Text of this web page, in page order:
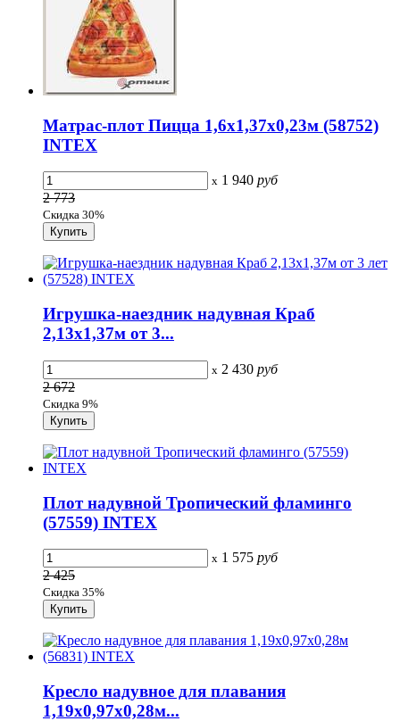
Матрас-плот Пицца 1,6х1,37х0,23м (58752)
INTEX
x 1 940 руб
2 773
Скидка 30%
Игрушка-наездник надувная Краб
2,13х1,37м от 3...
x 2 430 руб
2 672
Скидка 9%
Плот надувной Тропический фламинго
(57559) INTEX
x 1 575 руб
2 425
Скидка 35%
Кресло надувное для плавания
1,19х0,97х0,28м...